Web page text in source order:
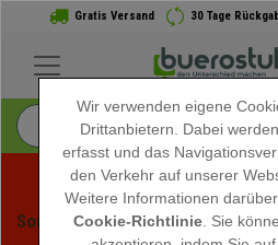
Gratis Versand 30 Tage
Sommerschlussverauf bei
Wir verwenden eigene
Drittanbietern. Dabei
erfasst und das
den Verkehr auf unserer
Weitere Informationen
Cookie-Richtlinie . Sie